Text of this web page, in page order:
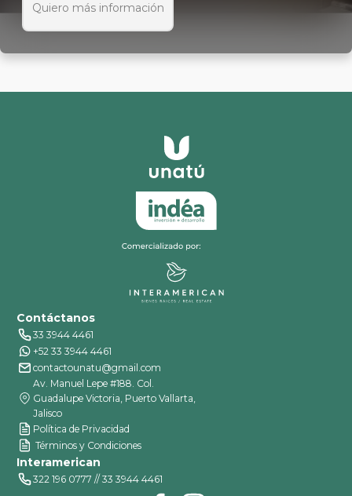
Quiero más información
Contáctanos
33 3944 4461
+52 33 3944 4461
contactounatu@gmail.com
Av. Manuel Lepe #188. Col.
Guadalupe Victoria, Puerto Vallarta,
Jalisco
Política de Privacidad
Términos y Condiciones
Interamerican
322 196 0777 // 33 3944 4461